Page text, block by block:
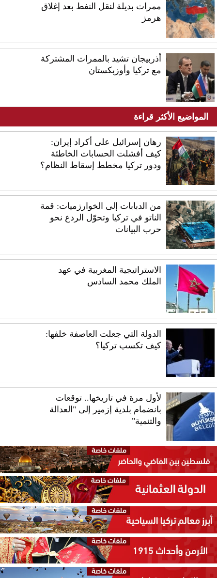
ممرات بديلة لنقل النفط بعد إغلاق
هرمز
أذربيجان تشيد بالممرات المشتركة
مع تركيا وأوزبكستان
المواضيع الأكثر قراءة
رهان إسرائيل على أكراد إيران:
كيف أفشلت الحسابات الخاطئة
ودور تركيا مخطط إسقاط النظام؟
من الدبابات إلى الخوارزميات: قمة
الناتو في تركيا وتحوّل الردع نحو
حرب البيانات
الاستراتيجية المغربية في عهد
الملك محمد السادس
الدولة التي جعلت العاصفة خلفها:
كيف تكسب تركيا؟
لأول مرة في تاريخها.. توقعات
بانضمام بلدية إزمير إلى "العدالة
والتنمية"